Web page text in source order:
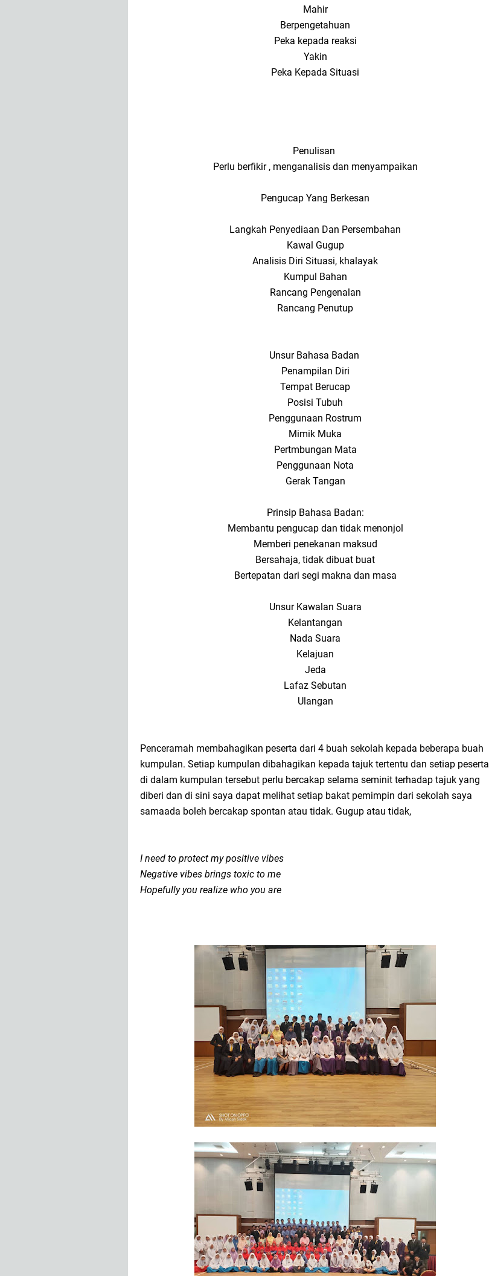
Mahir
Berpengetahuan
Peka kepada reaksi
Yakin
Peka Kepada Situasi
Penulisan
Perlu berfikir , menganalisis dan menyampaikan
Pengucap Yang Berkesan
Langkah Penyediaan Dan Persembahan
Kawal Gugup
Analisis Diri Situasi, khalayak
Kumpul Bahan
Rancang Pengenalan
Rancang Penutup
Unsur Bahasa Badan
Penampilan Diri
Tempat Berucap
Posisi Tubuh
Penggunaan Rostrum
Mimik Muka
Pertmbungan Mata
Penggunaan Nota
Gerak Tangan
Prinsip Bahasa Badan:
Membantu pengucap dan tidak menonjol
Memberi penekanan maksud
Bersahaja, tidak dibuat buat
Bertepatan dari segi makna dan masa
Unsur Kawalan Suara
Kelantangan
Nada Suara
Kelajuan
Jeda
Lafaz Sebutan
Ulangan
Penceramah membahagikan peserta dari 4 buah sekolah kepada beberapa buah
kumpulan. Setiap kumpulan dibahagikan kepada tajuk tertentu dan setiap peserta
di dalam kumpulan tersebut perlu bercakap selama seminit terhadap tajuk yang
diberi dan di sini saya dapat melihat setiap bakat pemimpin dari sekolah saya
samaada boleh bercakap spontan atau tidak. Gugup atau tidak,
I need to protect my positive vibes
Negative vibes brings toxic to me
Hopefully you realize who you are